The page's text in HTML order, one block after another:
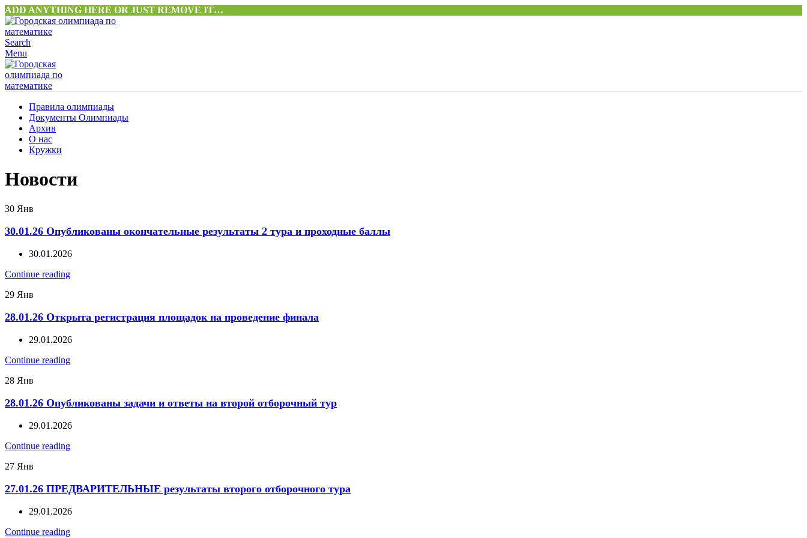
ADD ANYTHING HERE OR JUST REMOVE IT…
Search
Menu
Правила олимпиады
Документы Олимпиады
Архив
О нас
Кружки
Новости
30 Янв
30.01.26 Опубликованы окончательные результаты 2 тура и проходные баллы
30.01.2026
Continue reading
29 Янв
28.01.26 Открыта регистрация площадок на проведение финала
29.01.2026
Continue reading
28 Янв
28.01.26 Опубликованы задачи и ответы на второй отборочный тур
29.01.2026
Continue reading
27 Янв
27.01.26 ПРЕДВАРИТЕЛЬНЫЕ результаты второго отборочного тура
29.01.2026
Continue reading